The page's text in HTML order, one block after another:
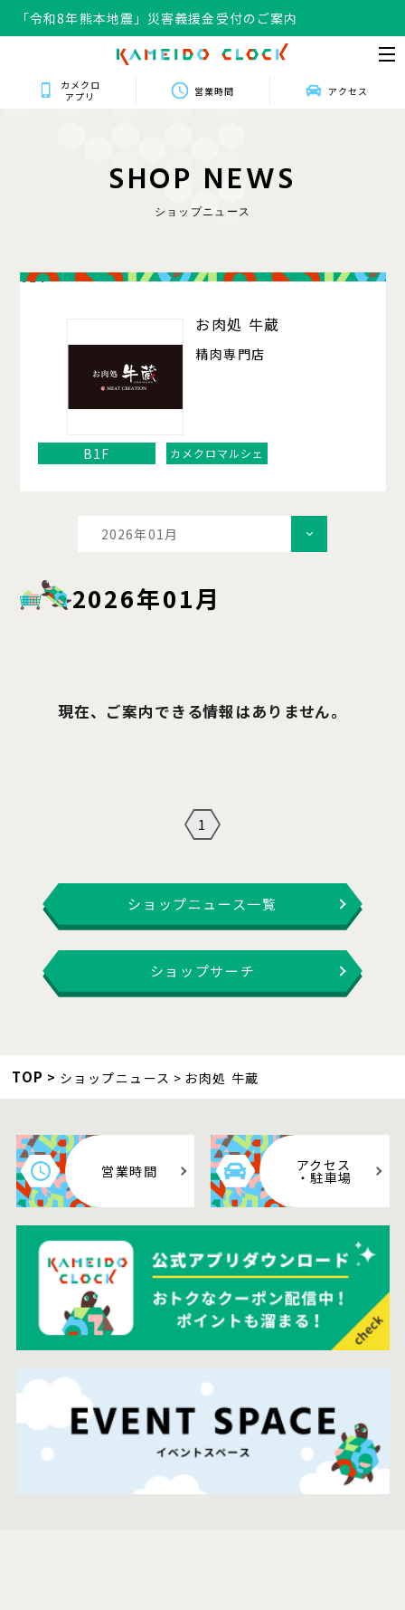
「令和8年熊本地震」災害義援金受付のご案内
カメクロ
アプリ
営業時間 アクセス
SHOP NEWS
ショップニュース
024
お肉処 牛蔵
精肉専門店
B1F カメクロマルシェ
2026年01月
2026年01月
現在、ご案内できる情報はありません。
1
ショップニュース一覧
ショップサーチ
TOP ショップニュース お肉処 牛蔵
営業時間 アクセス
・駐車場